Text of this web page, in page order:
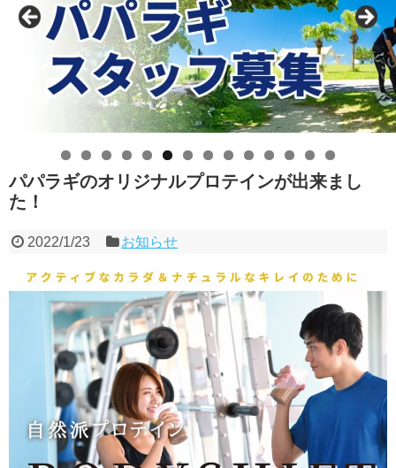
0 1 2 3 4
パパラギのオリジナルプロテインが出来まし
た！
2022/1/23 お知らせ